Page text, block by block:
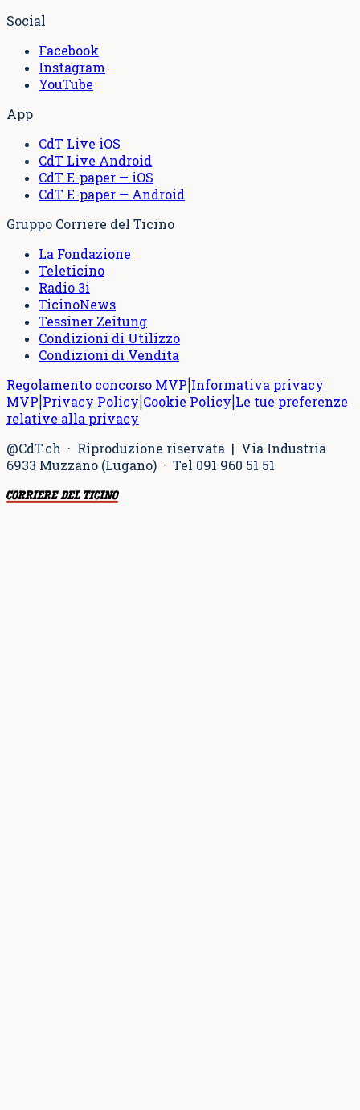
Social
Facebook
Instagram
YouTube
App
CdT Live iOS
CdT Live Android
CdT E-paper — iOS
CdT E-paper — Android
Gruppo Corriere del Ticino
La Fondazione
Teleticino
Radio 3i
TicinoNews
Tessiner Zeitung
Condizioni di Utilizzo
Condizioni di Vendita
Regolamento concorso MVP Informativa privacy
MVP Privacy Policy Cookie Policy Le tue preferenze
relative alla privacy
@CdT.ch · Riproduzione riservata | Via Industria
6933 Muzzano (Lugano) · Tel 091 960 51 51